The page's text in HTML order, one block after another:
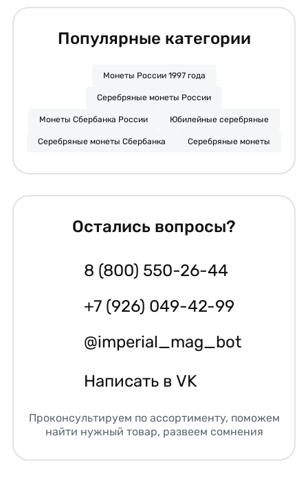
Популярные категории
Монеты России 1997 года
Серебряные монеты России
Монеты Сбербанка России Юбилейные серебряные
Серебряные монеты Сбербанка Серебряные монеты
Остались вопросы?
8 (800) 550-26-44
+7 (926) 049-42-99
@imperial_mag_bot
Написать в VK
Проконсультируем по ассортименту, поможем
найти нужный товар, развеем сомнения